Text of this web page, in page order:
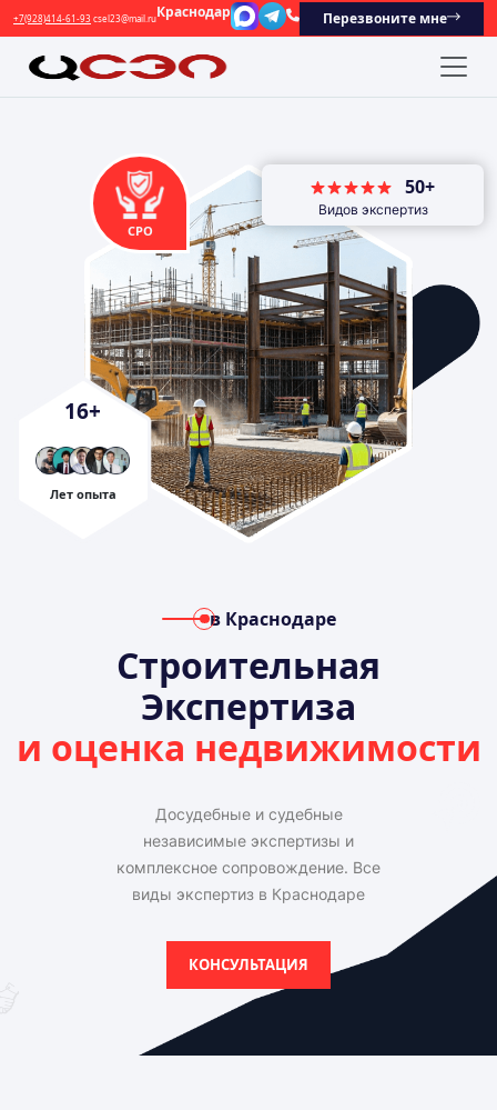
+7(928)414-61-93 csel23@mail.ruКраснодар Перезвоните мне
в Краснодаре
Строительная
Экспертиза
и оценка недвижимости
Досудебные и судебные
независимые экспертизы и
комплексное сопровождение. Все
виды экспертиз в Краснодаре
КОНСУЛЬТАЦИЯ
16+
Лет опыта
СРО
50+
Видов экспертиз